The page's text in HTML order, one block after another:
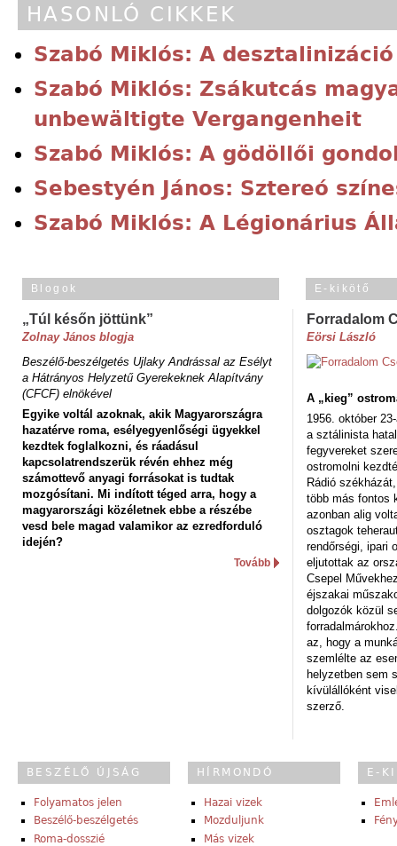
HASONLÓ CIKKEK
Szabó Miklós: A
Szabó Miklós: Zsákutcás
unbewältigte Vergangenheit
Szabó Miklós: A gödöllői
Sebestyén János: Sztereó
Szabó Miklós: A Légionárius
Blogok
„Túl későn jöttünk”
Zolnay János blogja
Beszélő-beszélgetés Ujlaky Andrással az Esélyt
a Hátrányos Helyzetű Gyerekeknek Alapítvány
(CFCF) elnökével
Egyike voltál azoknak, akik Magyarországra
hazatérve roma, esélyegyenlőségi ügyekkel
kezdtek foglalkozni, és ráadásul
kapcsolatrendszerük révén ehhez még
számottevő anyagi forrásokat is tudtak
mozgósítani. Mi indított téged arra, hogy a
magyarországi közéletnek ebbe a részébe
vesd bele magad valamikor az ezredforduló
idején?
Tovább
E-kikötő
Forradalom
Eörsi László
A „kieg”
1956. október
a sztálinista
fegyvereket
ostromolni
Rádió
több más fontos
azonban alig
osztagok
rendőrségi, ipari
eljutottak az
Csepel
éjszakai
dolgozók közül
az, hogy a
szemlélte az
helyzetben sem
kívülállóként
szerző.
BESZÉLŐ ÚJSÁG
Folyamatos jelen
Beszélő-beszélgetés
Roma-dosszié
HÍRMONDÓ
Hazai vizek
Mozduljunk
Más vizek
E-